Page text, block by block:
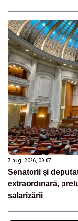
7 aug. 2026, 09:07
Senatorii și
extraordinară,
salarizării